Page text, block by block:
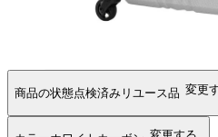
商品の状態点検済みリユース品 変更